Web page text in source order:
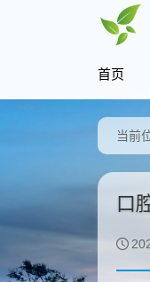
首页
当前
口